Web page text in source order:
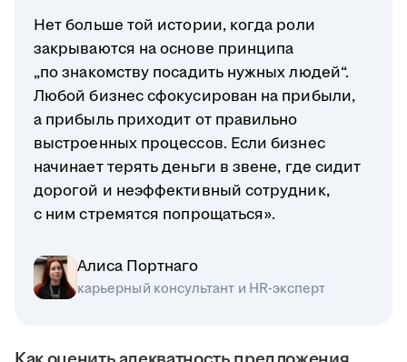
Нет больше той истории, когда роли
закрываются на основе принципа
„по знакомству посадить нужных людей“.
Любой бизнес сфокусирован на прибыли,
а прибыль приходит от правильно
выстроенных процессов. Если бизнес
начинает терять деньги в звене, где сидит
дорогой и неэффективный сотрудник,
с ним стремятся попрощаться».
Алиса Портнаго
карьерный консультант и HR-эксперт